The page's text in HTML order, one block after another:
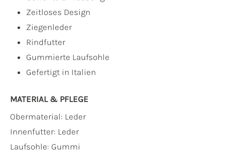
Zeitloses Design
Ziegenleder
Rindfutter
Gummierte Laufsohle
Gefertigt in Italien
MATERIAL & PFLEGE
Obermaterial: Leder
Innenfutter: Leder
Laufsohle: Gummi